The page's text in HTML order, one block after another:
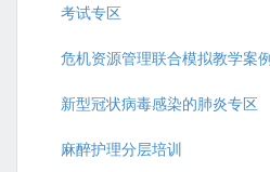
考试专区
危机资源管理联合模拟教学案
新型冠状病毒感染的肺炎专区
麻醉护理分层培训